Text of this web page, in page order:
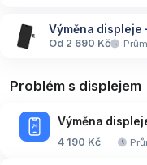
Výměna displeje
Od 2 690 Kč
Problém s displejem
Výměna
4 190 Kč